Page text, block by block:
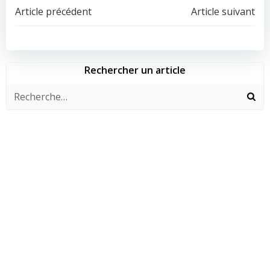
Navigation
de
l’article
Article précédent
Navigation
de
l’article
Article suivant
Rechercher un article